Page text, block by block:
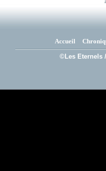
Accueil
©Les Eternels